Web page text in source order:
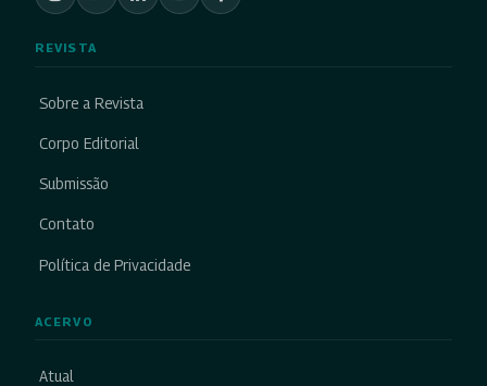
REVISTA
Sobre a Revista
Corpo Editorial
Submissão
Contato
Política de Privacidade
ACERVO
Atual